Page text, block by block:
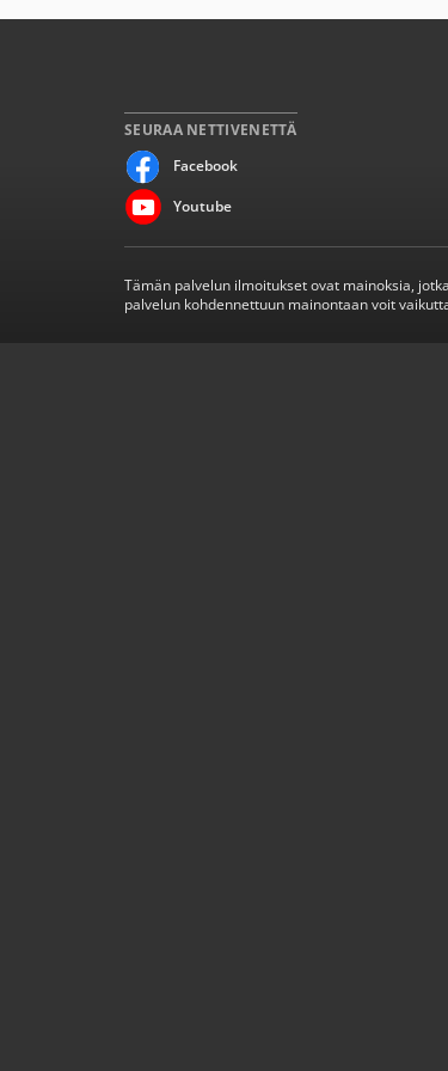
SEURAA NETTIVENETTÄ
Facebook
Youtube
Tämän palvelun ilmoitukset ovat mainoksia,
palvelun kohdennettuun mainontaan voit